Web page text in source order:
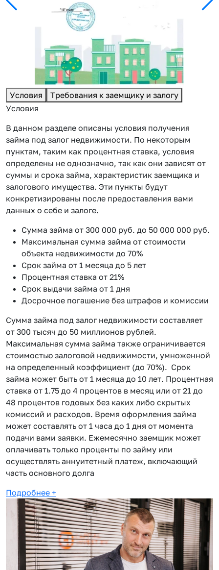
Условия
Требования к заемщику и залогу
Условия
В данном разделе описаны условия получения
займа под залог недвижимости. По некоторым
пунктам, таким как процентная ставка, условия
определены не однозначно, так как они зависят от
суммы и срока займа, характеристик заемщика и
залогового имущества. Эти пункты будут
конкретизированы после предоставления вами
данных о себе и залоге.
Сумма займа от 300 000 руб. до 50 000 000 руб.
Максимальная сумма займа от стоимости
объекта недвижимости до 70%
Срок займа от 1 месяца до 5 лет
Процентная ставка от 21%
Срок выдачи займа от 1 дня
Досрочное погашение без штрафов и комиссии
Сумма займа под залог недвижимости составляет
от 300 тысяч до 50 миллионов рублей.
Максимальная сумма займа также ограничивается
стоимостью залоговой недвижимости, умноженной
на определенный коэффициент (до 70%). Срок
займа может быть от 1 месяца до 10 лет. Процентная
ставка от 1.75 до 4 процентов в месяц или от 21 до
48 процентов годовых без каких либо скрытых
комиссий и расходов. Время оформления займа
может составлять от 1 часа до 1 дня от момента
подачи вами заявки. Ежемесячно заемщик может
оплачивать только проценты по займу или
осуществлять аннуитетный платеж, включающий
часть основного долга
Подробнее +